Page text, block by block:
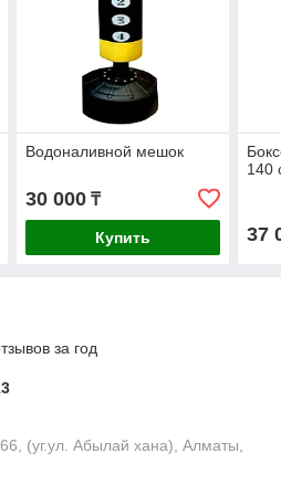
Водоналивной мешок
30 000₸
Купить
140
37
за год
(уг.ул. Абылай хана), Алматы,